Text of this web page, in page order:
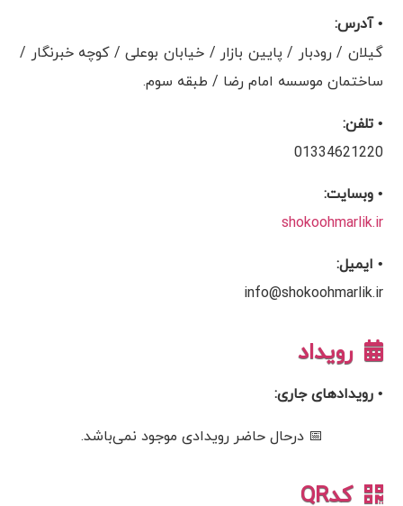
• آدرس:
گیلان / رودبار / پایین بازار / خیابان بوعلی / کوچه خبرنگار /
ساختمان موسسه امام رضا / طبقه سوم.
• تلفن:
01334621220
• وبسایت:
shokoohmarlik.ir
• ایمیل:
info@shokoohmarlik.ir
رویداد
• رویدادهای جاری:
📅 درحال حاضر رویدادی موجود نمی‌باشد.
کدQR